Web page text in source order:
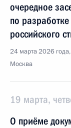
очередное
по
российского
24 марта 2026
Москва
19 марта,
О приёме